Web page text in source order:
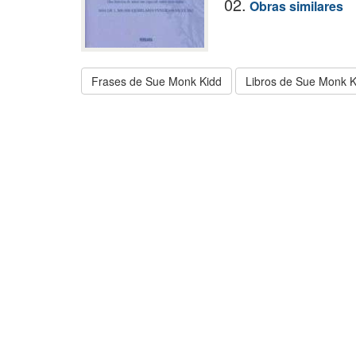
Obras similares
Frases de Sue Monk Kidd Libros de Sue Monk